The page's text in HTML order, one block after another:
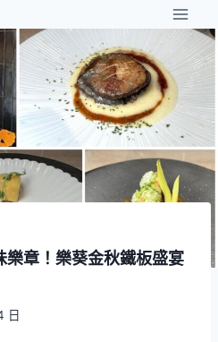
樂章！樂葵金秋鐵板盛宴
日